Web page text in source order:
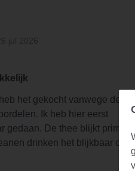
het gekocht vanwege de
Ik heb hier eerst
gedaan. De thee blijkt prima
drinken het blijkbaar ook
prima te doen. Ik ga er een